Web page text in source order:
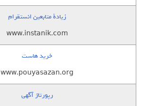
زيادة متابعين انستقرام
www.instanik.com
خرید هاست
www.pouyasazan.org
رپورتاژ آگهی